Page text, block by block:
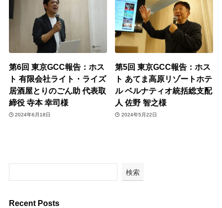
第6回 東京GCC報告：ホス
ト 有限会社ライト・ライズ
居酒屋とりのごん助 代表取
締役 寺本 幸司様
2024年6月18日
第5回 東京GCC報告：ホス
ト あてま高原リゾートホテ
ル ベルナティオ統括総支配
人 佐野 智之様
2024年5月22日
検索
Recent Posts